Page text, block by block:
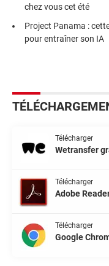
chez vous cet été
Project Panama :
pour entraîner son IA
Télécharger
Wetransfer
Télécharger
Adobe
Télécharger
Google